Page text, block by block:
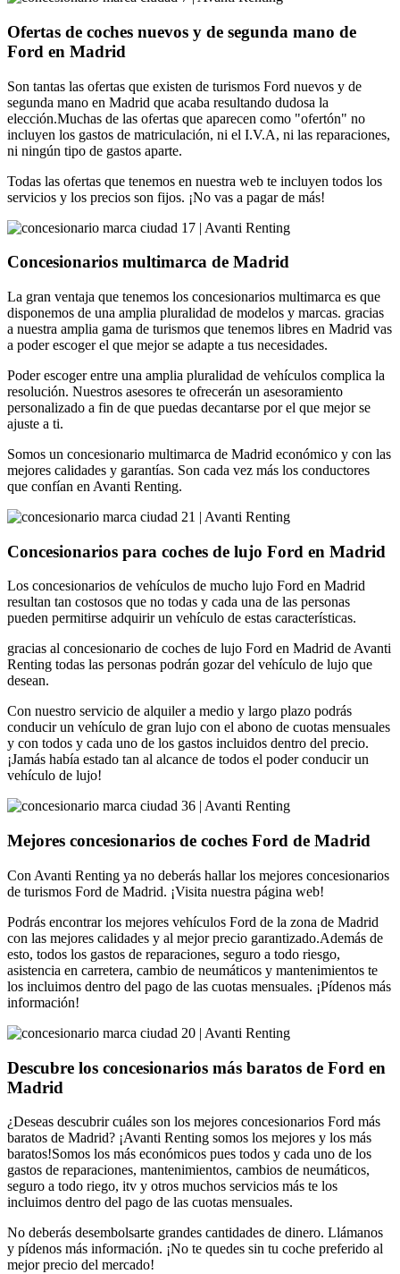
Ofertas de coches nuevos y de segunda mano de
Ford en Madrid
Son tantas las ofertas que existen de turismos Ford nuevos y de
segunda mano en Madrid que acaba resultando dudosa la
elección.Muchas de las ofertas que aparecen como "ofertón" no
incluyen los gastos de matriculación, ni el I.V.A, ni las reparaciones,
ni ningún tipo de gastos aparte.
Todas las ofertas que tenemos en nuestra web te incluyen todos los
servicios y los precios son fijos. ¡No vas a pagar de más!
Concesionarios multimarca de Madrid
La gran ventaja que tenemos los concesionarios multimarca es que
disponemos de una amplia pluralidad de modelos y marcas. gracias
a nuestra amplia gama de turismos que tenemos libres en Madrid vas
a poder escoger el que mejor se adapte a tus necesidades.
Poder escoger entre una amplia pluralidad de vehículos complica la
resolución. Nuestros asesores te ofrecerán un asesoramiento
personalizado a fin de que puedas decantarse por el que mejor se
ajuste a ti.
Somos un concesionario multimarca de Madrid económico y con las
mejores calidades y garantías. Son cada vez más los conductores
que confían en Avanti Renting.
Concesionarios para coches de lujo Ford en Madrid
Los concesionarios de vehículos de mucho lujo Ford en Madrid
resultan tan costosos que no todas y cada una de las personas
pueden permitirse adquirir un vehículo de estas características.
gracias al concesionario de coches de lujo Ford en Madrid de Avanti
Renting todas las personas podrán gozar del vehículo de lujo que
desean.
Con nuestro servicio de alquiler a medio y largo plazo podrás
conducir un vehículo de gran lujo con el abono de cuotas mensuales
y con todos y cada uno de los gastos incluidos dentro del precio.
¡Jamás había estado tan al alcance de todos el poder conducir un
vehículo de lujo!
Mejores concesionarios de coches Ford de Madrid
Con Avanti Renting ya no deberás hallar los mejores concesionarios
de turismos Ford de Madrid. ¡Visita nuestra página web!
Podrás encontrar los mejores vehículos Ford de la zona de Madrid
con las mejores calidades y al mejor precio garantizado.Además de
esto, todos los gastos de reparaciones, seguro a todo riesgo,
asistencia en carretera, cambio de neumáticos y mantenimientos te
los incluimos dentro del pago de las cuotas mensuales. ¡Pídenos más
información!
Descubre los concesionarios más baratos de Ford en
Madrid
¿Deseas descubrir cuáles son los mejores concesionarios Ford más
baratos de Madrid? ¡Avanti Renting somos los mejores y los más
baratos!Somos los más económicos pues todos y cada uno de los
gastos de reparaciones, mantenimientos, cambios de neumáticos,
seguro a todo riego, itv y otros muchos servicios más te los
incluimos dentro del pago de las cuotas mensuales.
No deberás desembolsarte grandes cantidades de dinero. Llámanos
y pídenos más información. ¡No te quedes sin tu coche preferido al
mejor precio del mercado!